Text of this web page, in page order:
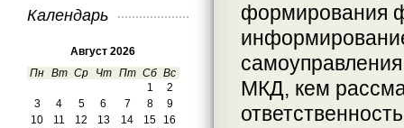
Календарь
Август 2026
Пн Вт Ср Чт Пт Сб Вс
1
2
3
4 5 6 7 8
9
10
11 12 13 14 15
16
формирования
МКД, кем